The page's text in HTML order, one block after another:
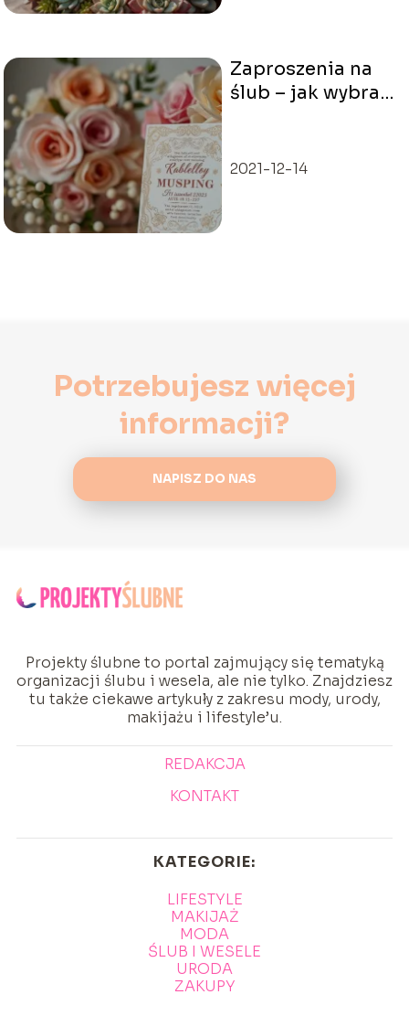
Zaproszenia na
ślub – jak wybrać
2021-12-14
Potrzebujesz więcej
informacji?
NAPISZ DO NAS
Projekty ślubne to portal zajmujący się tematyką
organizacji ślubu i wesela, ale nie tylko. Znajdziesz
tu także ciekawe artykuły z zakresu mody, urody,
makijażu i lifestyle’u.
REDAKCJA
KONTAKT
KATEGORIE:
LIFESTYLE
MAKIJAŻ
MODA
ŚLUB I WESELE
URODA
ZAKUPY